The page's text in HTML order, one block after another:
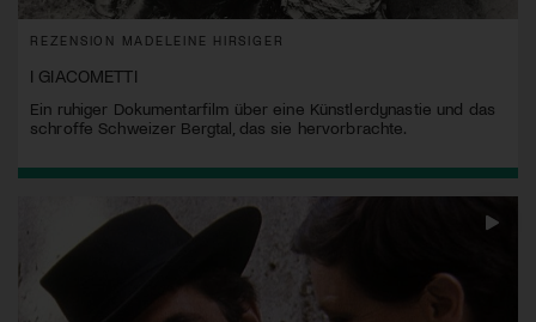
REZENSION MADELEINE HIRSIGER
I GIACOMETTI
Ein ruhiger Dokumentarfilm über eine Künstlerdynastie und das
schroffe Schweizer Bergtal, das sie hervorbrachte.